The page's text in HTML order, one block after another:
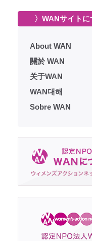
〉WANサイトに
About WAN
關於 WAN
关于WAN
WAN대해
Sobre WAN